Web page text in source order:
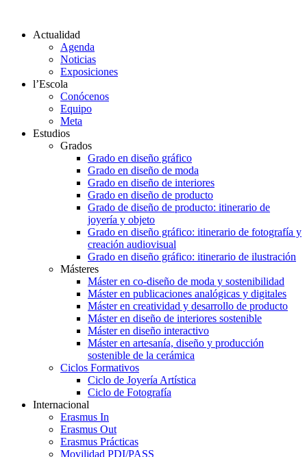
Actualidad
Agenda
Noticias
Exposiciones
l’Escola
Conócenos
Equipo
Meta
Estudios
Grados
Grado en diseño gráfico
Grado en diseño de moda
Grado en diseño de interiores
Grado en diseño de producto
Grado de diseño de producto: itinerario de
joyería y objeto
Grado en diseño gráfico: itinerario de fotografía y
creación audiovisual
Grado en diseño gráfico: itinerario de ilustración
Másteres
Máster en co-diseño de moda y sostenibilidad
Máster en publicaciones analógicas y digitales
Máster en creatividad y desarrollo de producto
Máster en diseño de interiores sostenible
Máster en diseño interactivo
Máster en artesanía, diseño y producción
sostenible de la cerámica
Ciclos Formativos
Ciclo de Joyería Artística
Ciclo de Fotografía
Internacional
Erasmus In
Erasmus Out
Erasmus Prácticas
Movilidad PDI/PASS